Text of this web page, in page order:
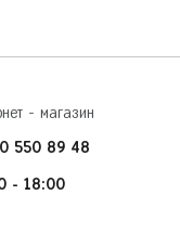
- магазин
550 89 48
- 18:00